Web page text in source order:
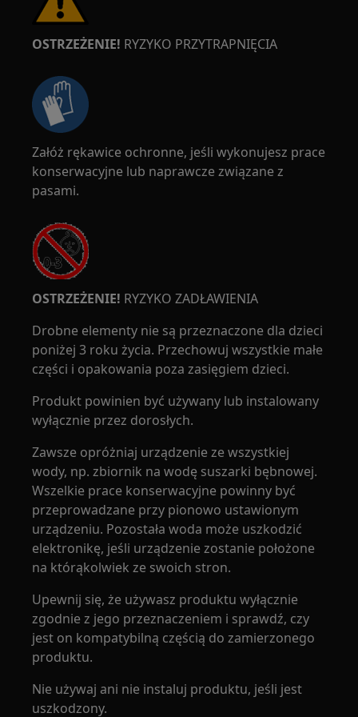
OSTRZEŻENIE! RYZYKO PRZYTRAPNIĘCIA
Załóż rękawice ochronne, jeśli wykonujesz prace
konserwacyjne lub naprawcze związane z
pasami.
OSTRZEŻENIE! RYZYKO ZADŁAWIENIA
Drobne elementy nie są przeznaczone dla dzieci
poniżej 3 roku życia. Przechowuj wszystkie małe
części i opakowania poza zasięgiem dzieci.
Produkt powinien być używany lub instalowany
wyłącznie przez dorosłych.
Zawsze opróżniaj urządzenie ze wszystkiej
wody, np. zbiornik na wodę suszarki bębnowej.
Wszelkie prace konserwacyjne powinny być
przeprowadzane przy pionowo ustawionym
urządzeniu. Pozostała woda może uszkodzić
elektronikę, jeśli urządzenie zostanie położone
na którąkolwiek ze swoich stron.
Upewnij się, że używasz produktu wyłącznie
zgodnie z jego przeznaczeniem i sprawdź, czy
jest on kompatybilną częścią do zamierzonego
produktu.
Nie używaj ani nie instaluj produktu, jeśli jest
uszkodzony.